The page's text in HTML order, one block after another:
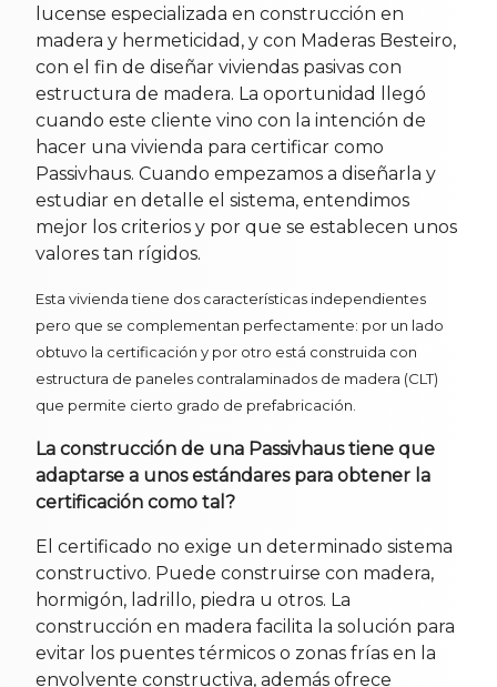
lucense especializada en construcción en
madera y hermeticidad, y con Maderas Besteiro,
con el fin de diseñar viviendas pasivas con
estructura de madera. La oportunidad llegó
cuando este cliente vino con la intención de
hacer una vivienda para certificar como
Passivhaus. Cuando empezamos a diseñarla y
estudiar en detalle el sistema, entendimos
mejor los criterios y por que se establecen unos
valores tan rígidos.
Esta vivienda tiene dos características independientes
pero que se complementan perfectamente: por un lado
obtuvo la certificación y por otro está construida con
estructura de paneles contralaminados de madera (CLT)
que permite cierto grado de prefabricación.
La construcción de una Passivhaus tiene que
adaptarse a unos estándares para obtener la
certificación como tal?
El certificado no exige un determinado sistema
constructivo. Puede construirse con madera,
hormigón, ladrillo, piedra u otros. La
construcción en madera facilita la solución para
evitar los puentes térmicos o zonas frías en la
envolvente constructiva, además ofrece